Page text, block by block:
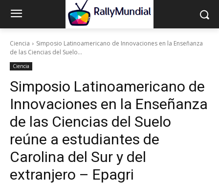
Ciencia
Simposio Latinoamericano de Innovaciones en la Enseñanza
de las Ciencias del Suelo...
Ciencia
Simposio Latinoamericano de
Innovaciones en la Enseñanza
de las Ciencias del Suelo
reúne a estudiantes de
Carolina del Sur y del
extranjero – Epagri